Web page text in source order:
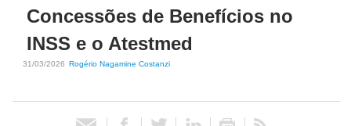
ó
r
Concessões de Benefícios no
INSS e o Atestmed
31/03/2026 Rogério Nagamine Costanzi